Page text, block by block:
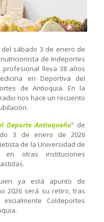
del sábado 3 de enero de
de Indeportes
profesional lleva 38 años
en Deportiva del
de Antioquia. En la
nos hace un recuento
Deporte Antioqueño” de
3 de enero de 2026
de la Universidad de
en otras instituciones
ya está apunto de
2026 será su retiro, tras
Coldeportes